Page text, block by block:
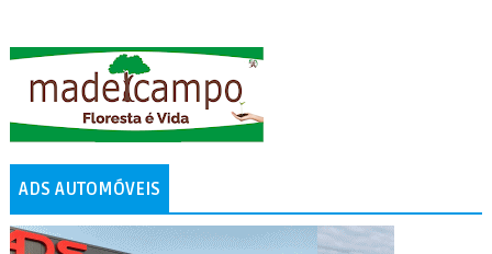
ADS AUTOMÓVEIS